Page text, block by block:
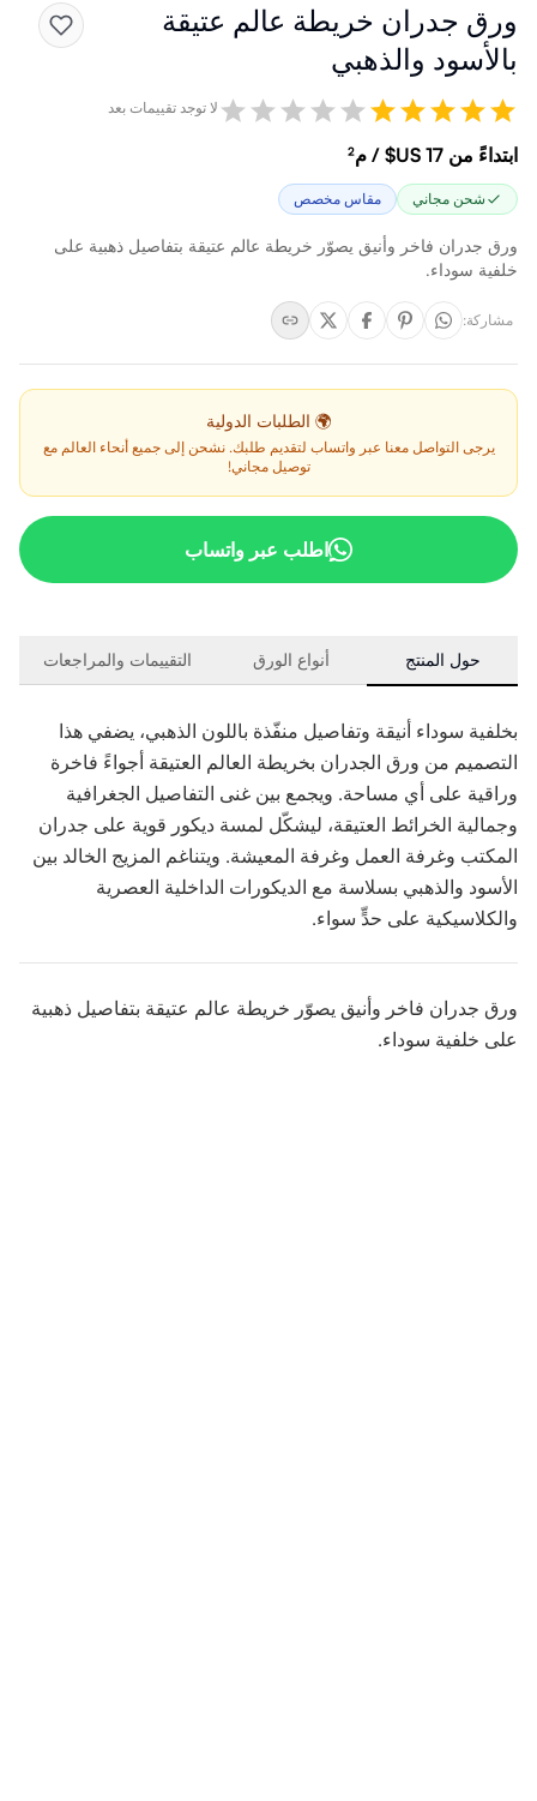
ورق جدران خريطة عالم عتيقة
بالأسود والذهبي
لا توجد تقييمات بعد
ابتداءً من ‏17 US$ / م²
شحن مجاني مقاس مخصص
ورق جدران فاخر وأنيق يصوّر خريطة عالم عتيقة بتفاصيل ذهبية على
خلفية سوداء.
مشاركة:
🌍 الطلبات الدولية
يرجى التواصل معنا عبر واتساب لتقديم طلبك. نشحن إلى جميع أنحاء العالم مع
توصيل مجاني!
اطلب عبر واتساب
حول المنتج أنواع الورق التقييمات والمراجعات
بخلفية سوداء أنيقة وتفاصيل منفّذة باللون الذهبي، يضفي هذا
التصميم من ورق الجدران بخريطة العالم العتيقة أجواءً فاخرة
وراقية على أي مساحة. ويجمع بين غنى التفاصيل الجغرافية
وجمالية الخرائط العتيقة، ليشكّل لمسة ديكور قوية على جدران
المكتب وغرفة العمل وغرفة المعيشة. ويتناغم المزيج الخالد بين
الأسود والذهبي بسلاسة مع الديكورات الداخلية العصرية
والكلاسيكية على حدٍّ سواء.
ورق جدران فاخر وأنيق يصوّر خريطة عالم عتيقة بتفاصيل ذهبية
على خلفية سوداء.